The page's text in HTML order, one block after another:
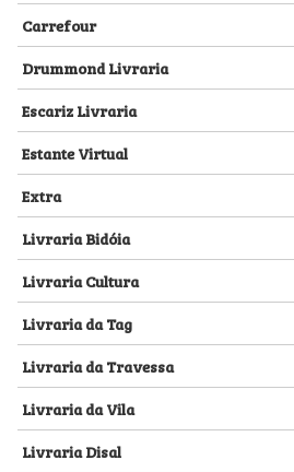
Carrefour
Drummond Livraria
Escariz Livraria
Estante Virtual
Extra
Livraria Bidóia
Livraria Cultura
Livraria da Tag
Livraria da Travessa
Livraria da Vila
Livraria Disal